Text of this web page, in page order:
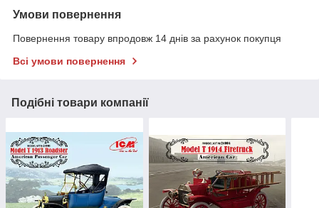
Умови повернення
Повернення товару впродовж 14 днів за рахунок покупця
Всі умови повернення
Подібні товари компанії